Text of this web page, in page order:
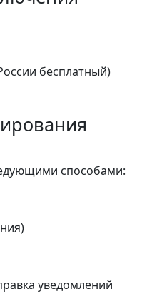
бесплатный)
способами:
уведомлений